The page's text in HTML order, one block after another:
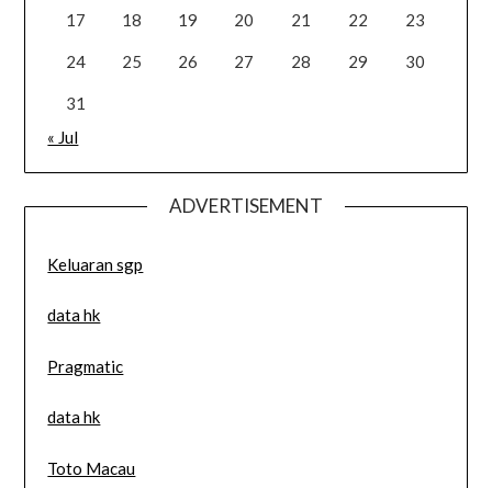
17 18 19 20 21 22 23
24 25 26 27 28 29 30
31
« Jul
ADVERTISEMENT
Keluaran sgp
data hk
Pragmatic
data hk
Toto Macau